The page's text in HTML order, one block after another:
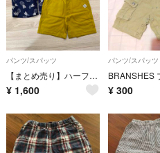
パンツ/スパッツ
【まとめ売り】ハーフパンツ 半ズボン 2枚セット 子供服 100cm
¥ 1,600
パンツ/スパッツ
¥ 300